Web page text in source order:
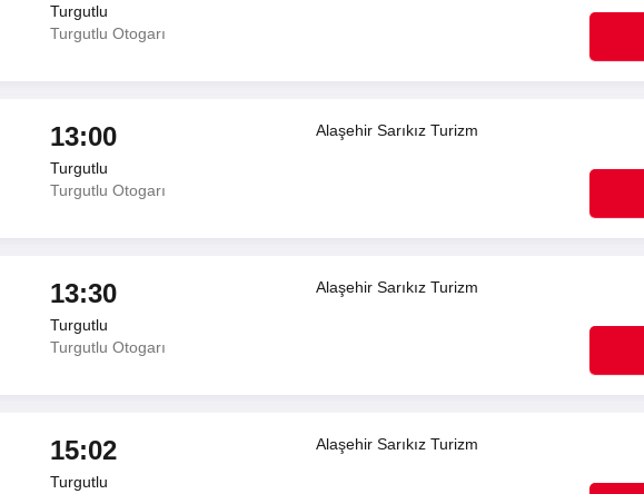
Turgutlu
Turgutlu Otogarı
13:00
Turgutlu
Turgutlu Otogarı
Alaşehir Sarıkız Turizm
13:30
Turgutlu
Turgutlu Otogarı
Alaşehir Sarıkız Turizm
15:02
Turgutlu
Alaşehir Sarıkız Turizm